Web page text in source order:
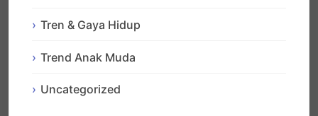
Tren & Gaya Hidup
Trend Anak Muda
Uncategorized